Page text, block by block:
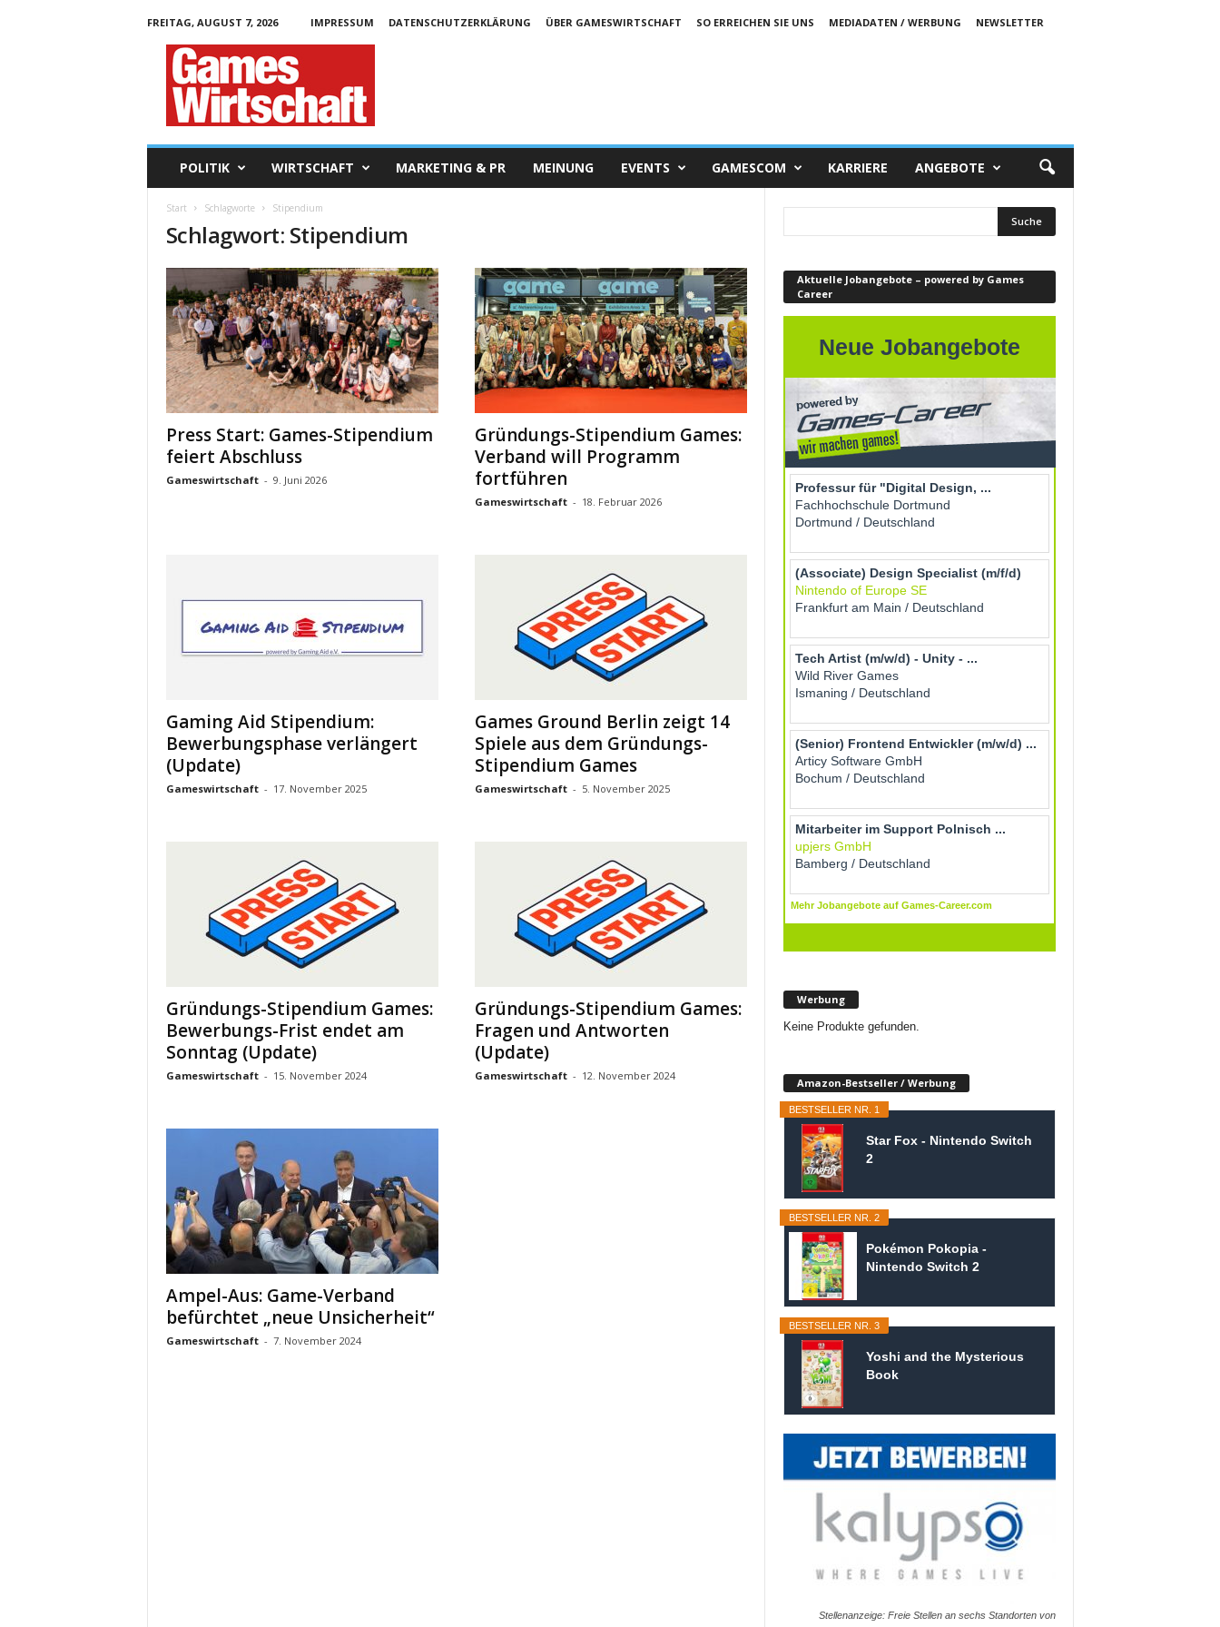
FREITAG, AUGUST 7, 2026 IMPRESSUM DATENSCHUTZERKLÄRUNG ÜBER GAMESWIRTSCHAFT SO ERREICHEN SIE UNS MEDIADATEN / WERBUNG
NEWSLETTER
POLITIK WIRTSCHAFT MARKETING & PR MEINUNG EVENTS GAMESCOM KARRIERE ANGEBOTE
Start Schlagworte Stipendium
Schlagwort: Stipendium
Press Start: Games-Stipendium
feiert Abschluss
Gameswirtschaft - 9. Juni 2026
Gründungs-Stipendium Games:
Verband will Programm
fortführen
Gameswirtschaft - 18. Februar 2026
Gaming Aid Stipendium:
Bewerbungsphase verlängert
(Update)
Gameswirtschaft - 17. November 2025
Games Ground Berlin zeigt 14
Spiele aus dem Gründungs-
Stipendium Games
Gameswirtschaft - 5. November 2025
Gründungs-Stipendium Games:
Bewerbungs-Frist endet am
Sonntag (Update)
Gameswirtschaft - 15. November 2024
Gründungs-Stipendium Games:
Fragen und Antworten
(Update)
Gameswirtschaft - 12. November 2024
Ampel-Aus: Game-Verband
befürchtet „neue Unsicherheit“
Gameswirtschaft - 7. November 2024
Aktuelle Jobangebote – powered by Games
Career
Werbung
Keine Produkte gefunden.
Amazon-Bestseller / Werbung
BESTSELLER NR. 1
Star Fox - Nintendo Switch
2
BESTSELLER NR. 2
Pokémon Pokopia -
Nintendo Switch 2
BESTSELLER NR. 3
Yoshi and the Mysterious
Book
Stellenanzeige: Freie Stellen an sechs Standorten von